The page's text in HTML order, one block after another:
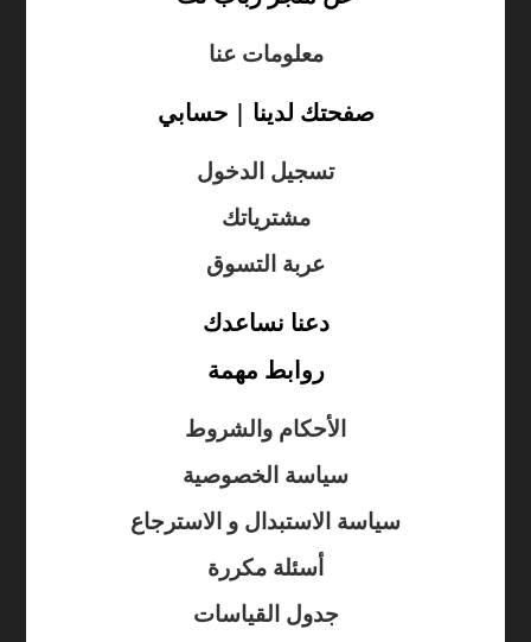
معلومات عنا
صفحتك لدينا | حسابي
تسجيل الدخول
مشترياتك
عربة التسوق
دعنا نساعدك
روابط مهمة
الأحكام والشروط
سياسة الخصوصية
سياسة الاستبدال و الاسترجاع
أسئلة مكررة
جدول القياسات